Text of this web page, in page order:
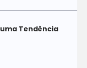
Tendência